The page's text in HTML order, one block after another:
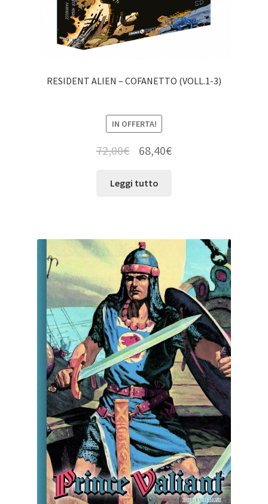
RESIDENT ALIEN – COFANETTO (VOLL.1-3)
IN OFFERTA!
72,00€ 68,40€
Leggi tutto